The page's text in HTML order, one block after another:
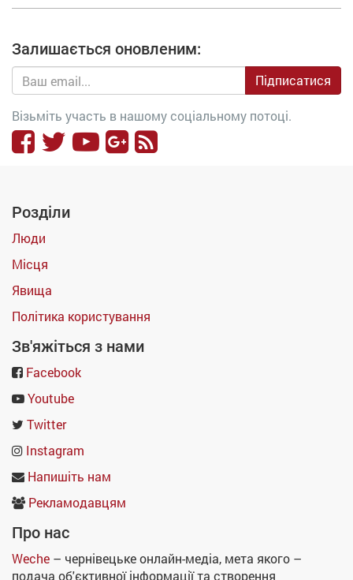
Залишається оновленим:
Підписатися
Візьміть участь в нашому соціальному потоці.
Розділи
Люди
Місця
Явища
Політика користування
Зв'яжіться з нами
Facebook
Youtube
Twitter
Instagram
Напишіть нам
Рекламодавцям
Про нас
Weche – чернівецьке онлайн-медіа, мета якого –
подача об'єктивної інформації та створення